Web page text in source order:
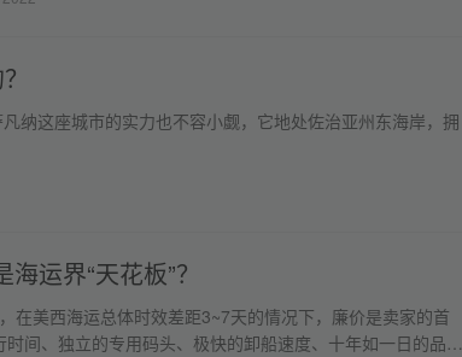
纳这座城市的实力也不容小觑，它地处佐治亚州东海岸，拥
运界“天花板”？
在美西海运总体时效差距3~7天的情况下，廉价是卖家的首
间、独立的专用码头、极快的卸船速度、十年如一日的品质